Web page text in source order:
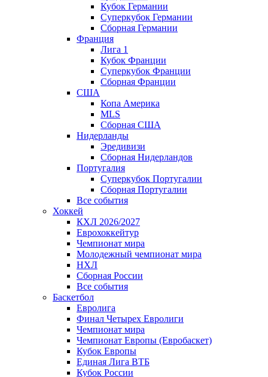
Кубок Германии
Суперкубок Германии
Сборная Германии
Франция
Лига 1
Кубок Франции
Суперкубок Франции
Сборная Франции
США
Копа Америка
MLS
Сборная США
Нидерланды
Эредивизи
Сборная Нидерландов
Португалия
Суперкубок Португалии
Сборная Португалии
Все события
Хоккей
КХЛ 2026/2027
Еврохоккейтур
Чемпионат мира
Молодежный чемпионат мира
НХЛ
Сборная России
Все события
Баскетбол
Евролига
Финал Четырех Евролиги
Чемпионат мира
Чемпионат Европы (Евробаскет)
Кубок Европы
Единая Лига ВТБ
Кубок России